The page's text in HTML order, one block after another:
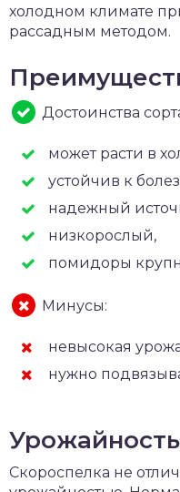
холодном климате
рассадным методом.
Достоинства
может расти в
устойчив к
надежный
низкорослый,
помидоры
Минусы:
невысокая
нужно
Урожайность
Скороспелка не